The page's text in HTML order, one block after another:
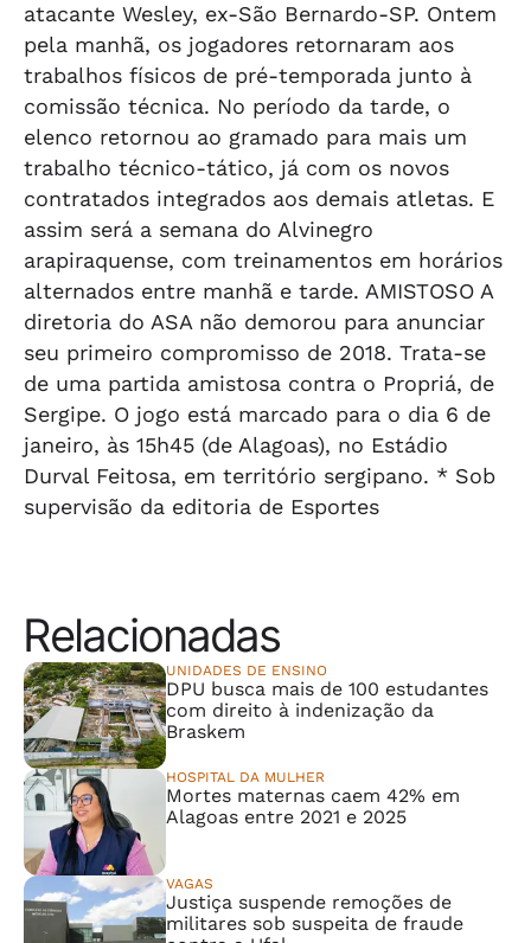
atacante Wesley, ex-São Bernardo-SP. Ontem
pela manhã, os jogadores retornaram aos
trabalhos físicos de pré-temporada junto à
comissão técnica. No período da tarde, o
elenco retornou ao gramado para mais um
trabalho técnico-tático, já com os novos
contratados integrados aos demais atletas. E
assim será a semana do Alvinegro
arapiraquense, com treinamentos em horários
alternados entre manhã e tarde. AMISTOSO A
diretoria do ASA não demorou para anunciar
seu primeiro compromisso de 2018. Trata-se
de uma partida amistosa contra o Propriá, de
Sergipe. O jogo está marcado para o dia 6 de
janeiro, às 15h45 (de Alagoas), no Estádio
Durval Feitosa, em território sergipano. * Sob
supervisão da editoria de Esportes
Relacionadas
UNIDADES DE ENSINO
DPU busca mais de 100 estudantes
com direito à indenização da
Braskem
HOSPITAL DA MULHER
Mortes maternas caem 42% em
Alagoas entre 2021 e 2025
VAGAS
Justiça suspende remoções de
militares sob suspeita de fraude